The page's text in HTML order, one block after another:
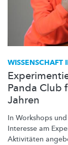
WISSENSCHAFT
Panda Club
Jahren
In Workshops
Interesse am
Aktivitäten